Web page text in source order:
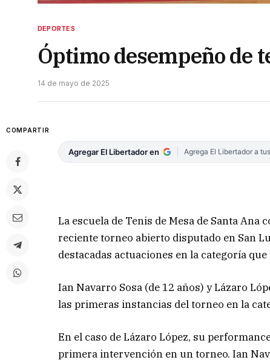
DEPORTES
Óptimo desempeño de
14 de mayo de 2025
COMPARTIR
Agregar El Libertador en Agrega El Libertador a
La escuela de Tenis de Mesa de Santa
reciente torneo abierto disputado en San
destacadas actuaciones en la categoría
Ian Navarro Sosa (de 12 años) y Lázaro
las primeras instancias del torneo en la
En el caso de Lázaro López, su
primera intervención en un torneo. Ian